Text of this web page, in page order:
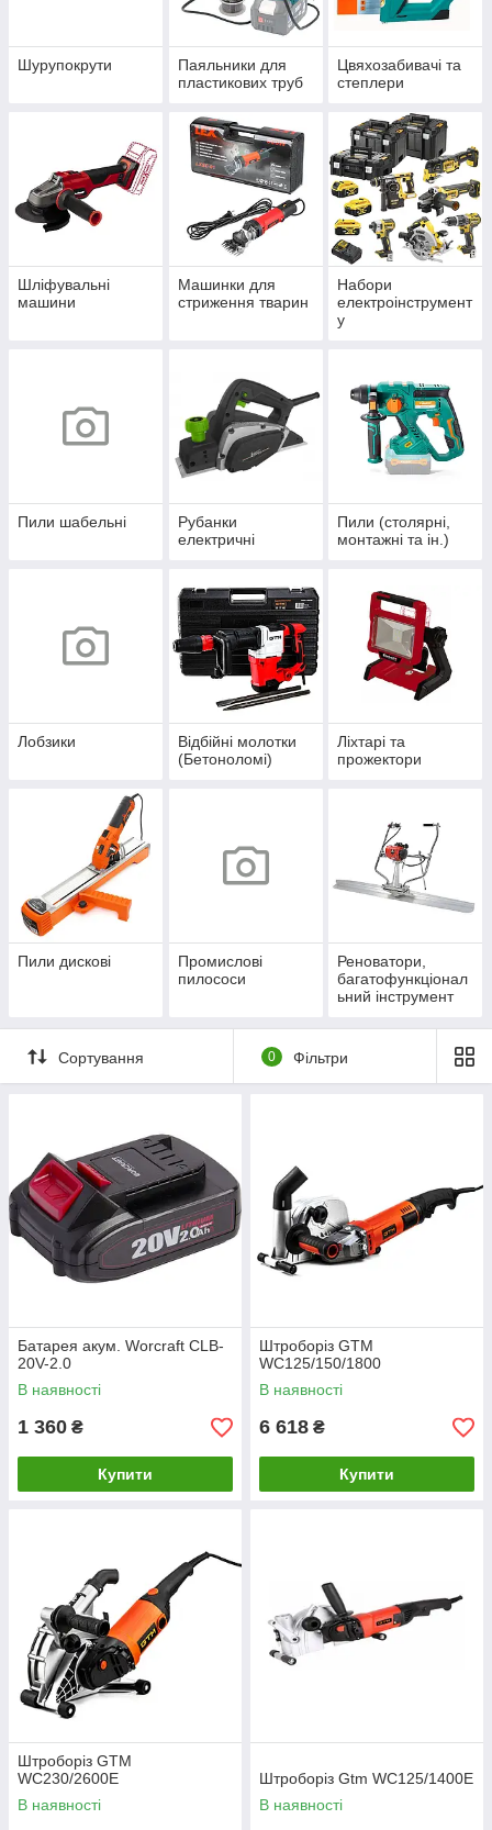
Шурупокрути
Паяльники для
пластикових труб
Цвяхозабивачі та
степлери
Шліфувальні
машини
Машинки для
стриження тварин
Набори
електроінструмент
у
Пили шабельні
Рубанки
електричні
Пили (столярні,
монтажні та ін.)
Лобзики
Відбійні молотки
(Бетоноломі)
Ліхтарі та
прожектори
Пили дискові
Промислові
пилососи
Реноватори,
багатофункціонал
ьний інструмент
Сортування 0 Фільтри
Батарея акум. Worcraft CLB-
20V-2.0
В наявності
1 360 ₴
Купити
Штроборіз GTM
WC125/150/1800
В наявності
6 618 ₴
Купити
Штроборіз GTM
WC230/2600E
В наявності
Штроборіз Gtm WC125/1400E
В наявності